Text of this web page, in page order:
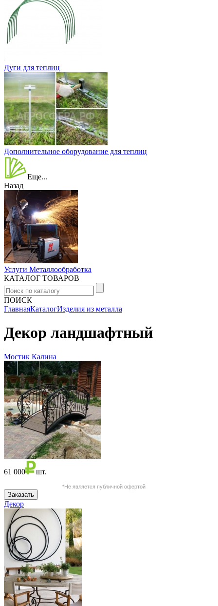
Дуги для теплиц
Дополнительное оборудование для теплиц
Еще...
Назад
Услуги Металлообработка
КАТАЛОГ ТОВАРОВ
ПОИСК
ГлавнаяКаталогИзделия из металла
Декор ландшафтный
Мостик Калина
61 000 шт.
*Не является публичной офертой
Декор